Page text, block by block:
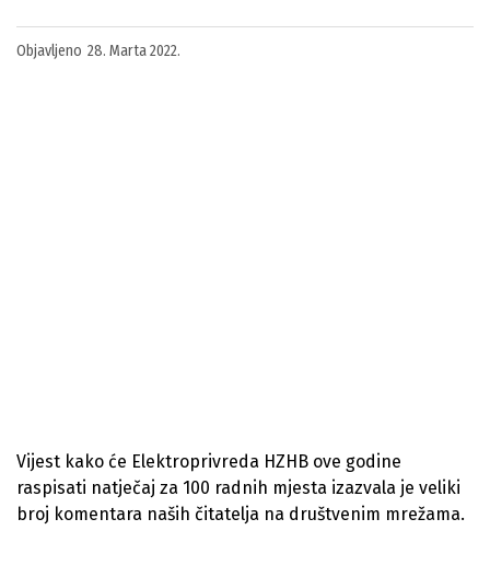
Objavljeno 28. Marta 2022.
Vijest kako će Elektroprivreda HZHB ove godine
raspisati natječaj za 100 radnih mjesta izazvala je veliki
broj komentara naših čitatelja na društvenim mrežama.